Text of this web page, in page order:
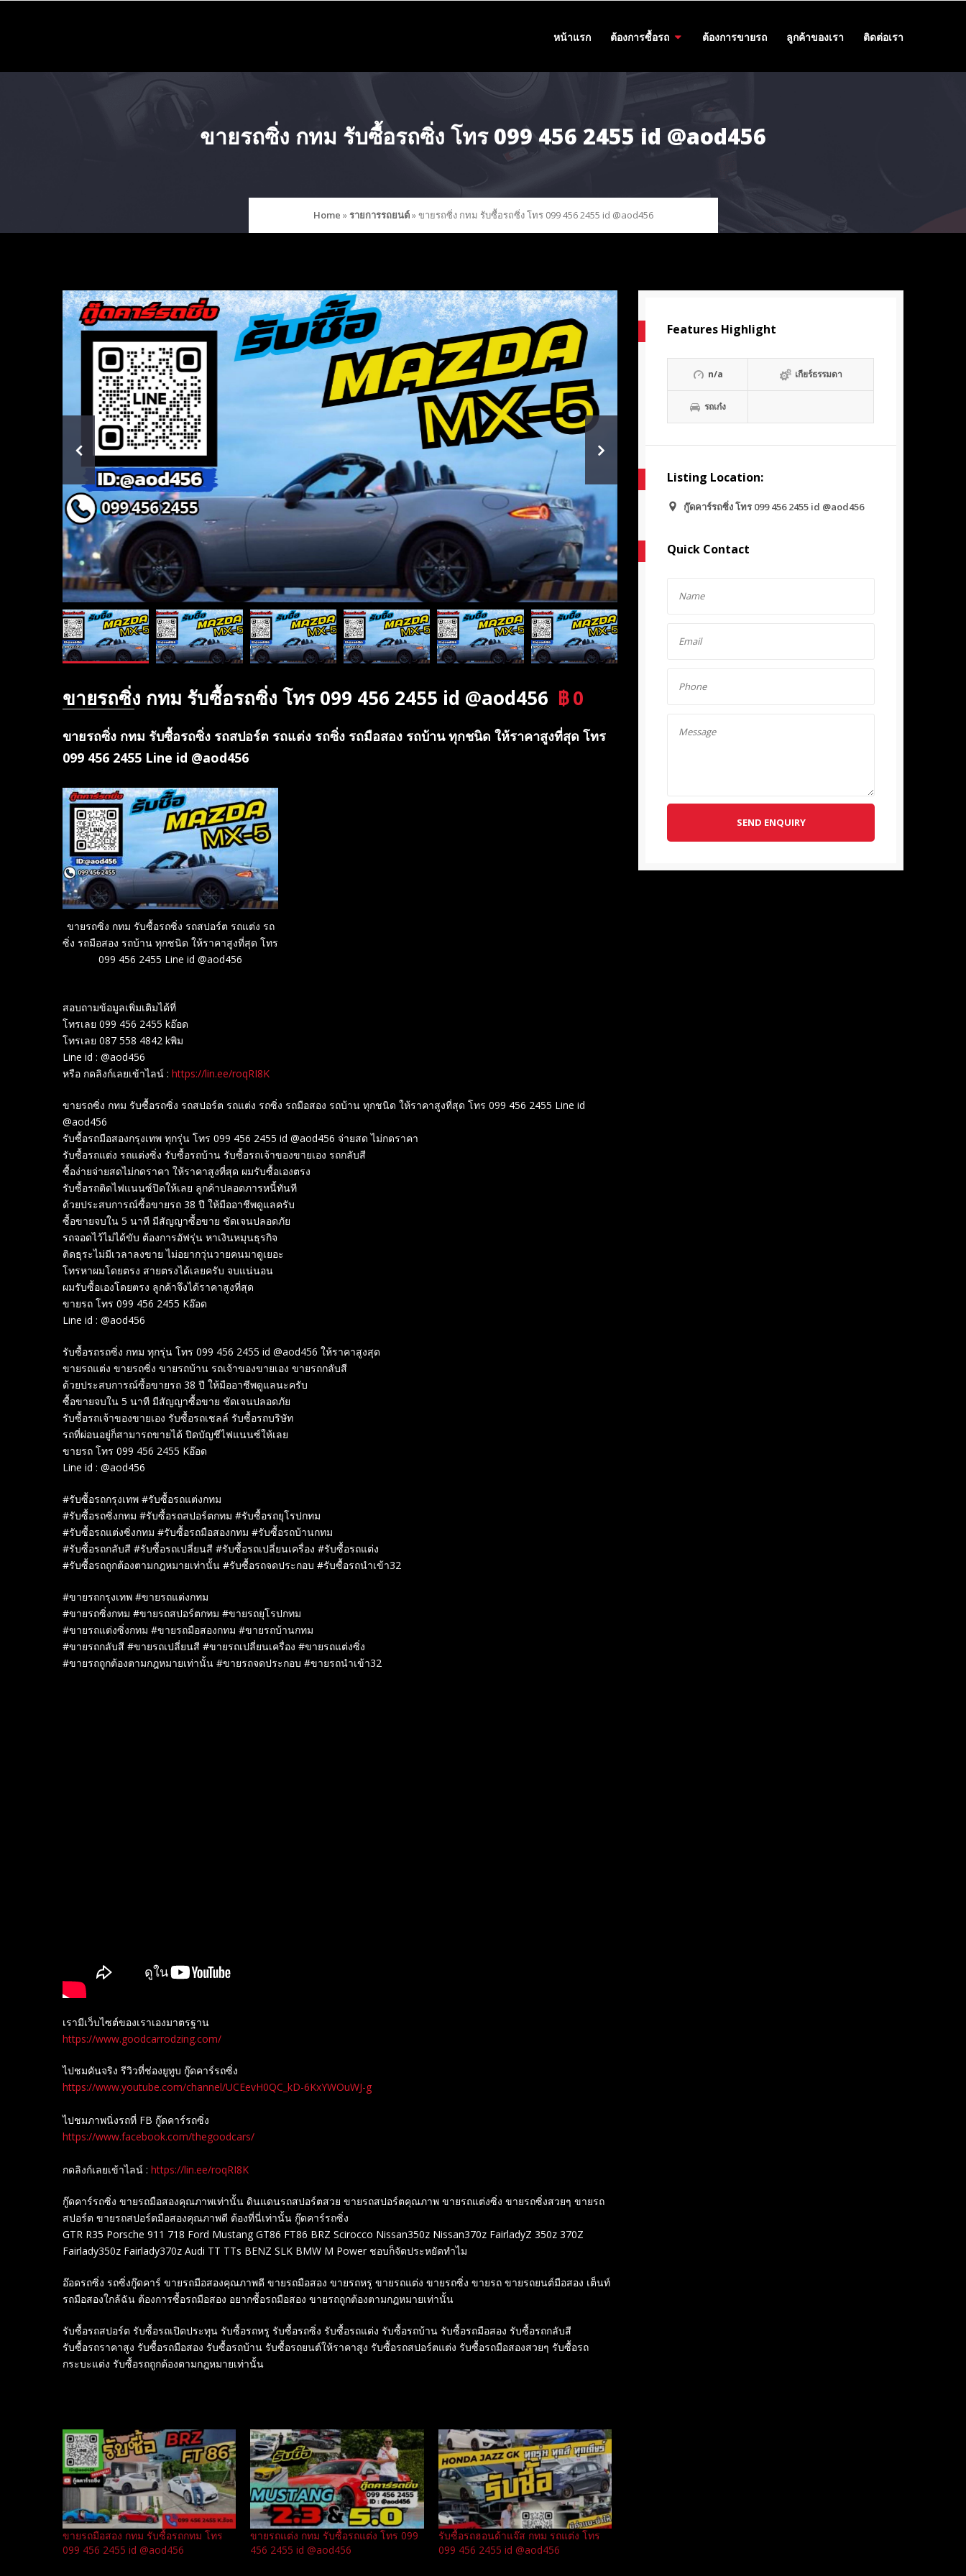
หน้าแรก ต้องการซื้อรถ ต้องการขายรถ ลูกค้าของเรา ติดต่อเรา
ขายรถซิ่ง กทม รับซื้อรถซิ่ง โทร 099 456 2455 id @aod456
Home »รายการรถยนต์»ขายรถซิ่ง กทม รับซื้อรถซิ่ง โทร 099 456 2455 id @aod456
ขายรถซิ่ง กทม รับซื้อรถซิ่ง โทร 099 456 2455 id @aod456 ฿0
ขายรถซิ่ง กทม รับซื้อรถซิ่ง รถสปอร์ต รถแต่ง รถซิ่ง รถมือสอง รถบ้าน ทุกชนิด ให้ราคาสูงที่สุด โทร
099 456 2455 Line id @aod456
ขายรถซิ่ง กทม รับซื้อรถซิ่ง รถสปอร์ต รถแต่ง รถ
ซิ่ง รถมือสอง รถบ้าน ทุกชนิด ให้ราคาสูงที่สุด โทร
099 456 2455 Line id @aod456
สอบถามข้อมูลเพิ่มเติมได้ที่
โทรเลย 099 456 2455 kอ๊อด
โทรเลย 087 558 4842 kพิม
Line id : @aod456
หรือ กดลิงก์เลยเข้าไลน์ : https://lin.ee/roqRI8K
ขายรถซิ่ง กทม รับซื้อรถซิ่ง รถสปอร์ต รถแต่ง รถซิ่ง รถมือสอง รถบ้าน ทุกชนิด ให้ราคาสูงที่สุด โทร 099 456 2455 Line id
@aod456
รับซื้อรถมือสองกรุงเทพ ทุกรุ่น โทร 099 456 2455 id @aod456 จ่ายสด ไม่กดราคา
รับซื้อรถแต่ง รถแต่งซิ่ง รับซื้อรถบ้าน รับซื้อรถเจ้าของขายเอง รถกลับสี
ซื้อง่ายจ่ายสดไม่กดราคา ให้ราคาสูงที่สุด ผมรับซื้อเองตรง
รับซื้อรถติดไฟแนนซ์ปิดให้เลย ลูกค้าปลอดภารหนี้ทันที
ด้วยประสบการณ์ซื้อขายรถ 38 ปี ให้มืออาชีพดูแลครับ
ซื้อขายจบใน 5 นาที มีสัญญาซื้อขาย ชัดเจนปลอดภัย
รถจอดไว้ไม่ได้ขับ ต้องการอัฟรุ่น หาเงินหมุนธุรกิจ
ติดธุระไม่มีเวลาลงขาย ไม่อยากวุ่นวายคนมาดูเยอะ
โทรหาผมโดยตรง สายตรงได้เลยครับ จบแน่นอน
ผมรับซื้อเองโดยตรง ลูกค้าจึงได้ราคาสูงที่สุด
ขายรถ โทร 099 456 2455 Kอ๊อด
Line id : @aod456
รับซื้อรถรถซิ่ง กทม ทุกรุ่น โทร 099 456 2455 id @aod456 ให้ราคาสูงสุด
ขายรถแต่ง ขายรถซิ่ง ขายรถบ้าน รถเจ้าของขายเอง ขายรถกลับสี
ด้วยประสบการณ์ซื้อขายรถ 38 ปี ให้มืออาชีพดูแลนะครับ
ซื้อขายจบใน 5 นาที มีสัญญาซื้อขาย ชัดเจนปลอดภัย
รับซื้อรถเจ้าของขายเอง รับซื้อรถเชลล์ รับซื้อรถบริษัท
รถที่ผ่อนอยู่ก็สามารถขายได้ ปิดบัญชีไฟแนนซ์ให้เลย
ขายรถ โทร 099 456 2455 Kอ๊อด
Line id : @aod456
#รับซื้อรถกรุงเทพ #รับซื้อรถแต่งกทม
#รับซื้อรถซิ่งกทม #รับซื้อรถสปอร์ตกทม #รับซื้อรถยุโรปกทม
#รับซื้อรถแต่งซิ่งกทม #รับซื้อรถมือสองกทม #รับซื้อรถบ้านกทม
#รับซื้อรถกลับสี #รับซื้อรถเปลี่ยนสี #รับซื้อรถเปลี่ยนเครื่อง #รับซื้อรถแต่ง
#รับซื้อรถถูกต้องตามกฎหมายเท่านั้น #รับซื้อรถจดประกอบ #รับซื้อรถนำเข้า32
#ขายรถกรุงเทพ #ขายรถแต่งกทม
#ขายรถซิ่งกทม #ขายรถสปอร์ตกทม #ขายรถยุโรปกทม
#ขายรถแต่งซิ่งกทม #ขายรถมือสองกทม #ขายรถบ้านกทม
#ขายรถกลับสี #ขายรถเปลี่ยนสี #ขายรถเปลี่ยนเครื่อง #ขายรถแต่งซิ่ง
#ขายรถถูกต้องตามกฎหมายเท่านั้น #ขายรถจดประกอบ #ขายรถนำเข้า32
เรามีเว็บไซต์ของเราเองมาตรฐาน
https://www.goodcarrodzing.com/
ไปชมคันจริง รีวิวที่ช่องยู​ทูบ​ กู๊ดคาร์รถซิ่ง
https://www.youtube.com/channel/UCEevH0QC_kD-6KxYWOuWJ-g
ไปชมภาพนิ่งรถที่ FB กู๊ดคาร์รถซิ่ง
https://www.facebook.com/thegoodcars/
กดลิงก์เลยเข้าไลน์ : https://lin.ee/roqRI8K
กู๊ดคาร์รถซิ่ง ขายรถมือสองคุณภาพเท่านั้น ดินแดนรถสปอร์ตสวย ขายรถสปอร์ตคุณภาพ ขายรถแต่งซิ่ง ขายรถซิ่งสวยๆ ขายรถ
สปอร์ต ขายรถสปอร์ตมือสองคุณภาพดี ต้องที่นี่เท่านั้น กู๊ดคาร์รถซิ่ง
GTR R35 Porsche 911 718 Ford Mustang GT86 FT86 BRZ Scirocco Nissan350z Nissan370z FairladyZ 350z 370Z
Fairlady350z Fairlady370z Audi TT TTs BENZ SLK BMW M Power ชอบก็จัดประหยัดทำไม
อ๊อดรถซิ่ง รถซิ่งกู๊ดคาร์ ขายรถมือสองคุณภาพดี ขายรถมือสอง ขายรถหรู ขายรถแต่ง ขายรถซิ่ง ขายรถ ขายรถยนต์มือสอง เต็นท์
รถมือสองใกล้ฉัน ต้องการซื้อรถมือสอง อยากซื้อรถมือสอง ขายรถถูกต้องตามกฎหมายเท่านั้น
รับซื้อรถสปอร์ต รับซื้อรถเปิดประทุน รับซื้อรถหรู รับซื้อรถซิ่ง รับซื้อรถแต่ง รับซื้อรถบ้าน รับซื้อรถมือสอง รับซื้อรถกลับสี
รับซื้อรถราคาสูง รับซื้อรถมือสอง รับซื้อรถบ้าน รับซื้อรถยนต์ให้ราคาสูง รับซื้อรถสปอร์ตแต่ง รับซื้อรถมือสองสวยๆ รับซื้อรถ
กระบะแต่ง รับซื้อรถถูกต้องตามกฎหมายเท่านั้น
ขายรถมือสอง กทม รับซื้อรถกทม โทร
099 456 2455 id @aod456
ขายรถแต่ง กทม รับซื้อรถแต่ง โทร 099
456 2455 id @aod456
รับซื้อรถฮอนด้าแจ๊ส กทม รถแต่ง โทร
099 456 2455 id @aod456
Features Highlight
n/a เกียร์ธรรมดา
รถเก๋ง
Listing Location:
กู๊ดคาร์รถซิ่ง โทร 099 456 2455 id @aod456
Quick Contact
SEND ENQUIRY